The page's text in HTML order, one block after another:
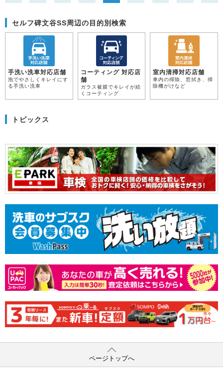
セルフ碑文谷SS周辺の目的別検索
手洗い洗車対応店舗
泡でやさしくキレイにす
る手洗い洗車
コーティング 対応店
舗
ガラス被膜でキレイが続
くコーティング
室内清掃対応店舗
車内の掃除、窓拭き、掃
除機がけなど
トピックス
ページトップへ